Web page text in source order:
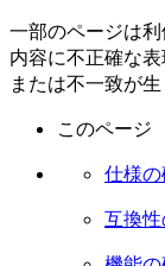
一部のページは
内容に不正確な
または不一致が
このページ
仕様
互換